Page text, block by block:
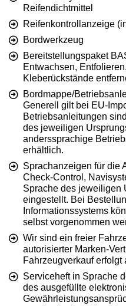
Reifendichtmittel
Reifenkontrollanzeige
Bordwerkzeug
Bereitstellungspaket
Entwachsen,
Kleberückstände
Bordmappe/
Generell gilt bei EU-
Betriebsanleitungen
des jeweiligen
anderssprachige
erhältlich.
Sprachanzeigen für die
Check-Control,
Sprache des jeweiligen
eingestellt. Bei
Informationssystems
selbst vorgenommen
Wir sind ein freier
autorisierter Marken-
Fahrzeugverkauf erfolgt
Serviceheft in Sprache
des ausgefüllte